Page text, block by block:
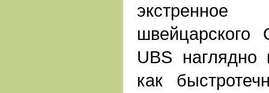
швейцарского
UBS наглядно
как